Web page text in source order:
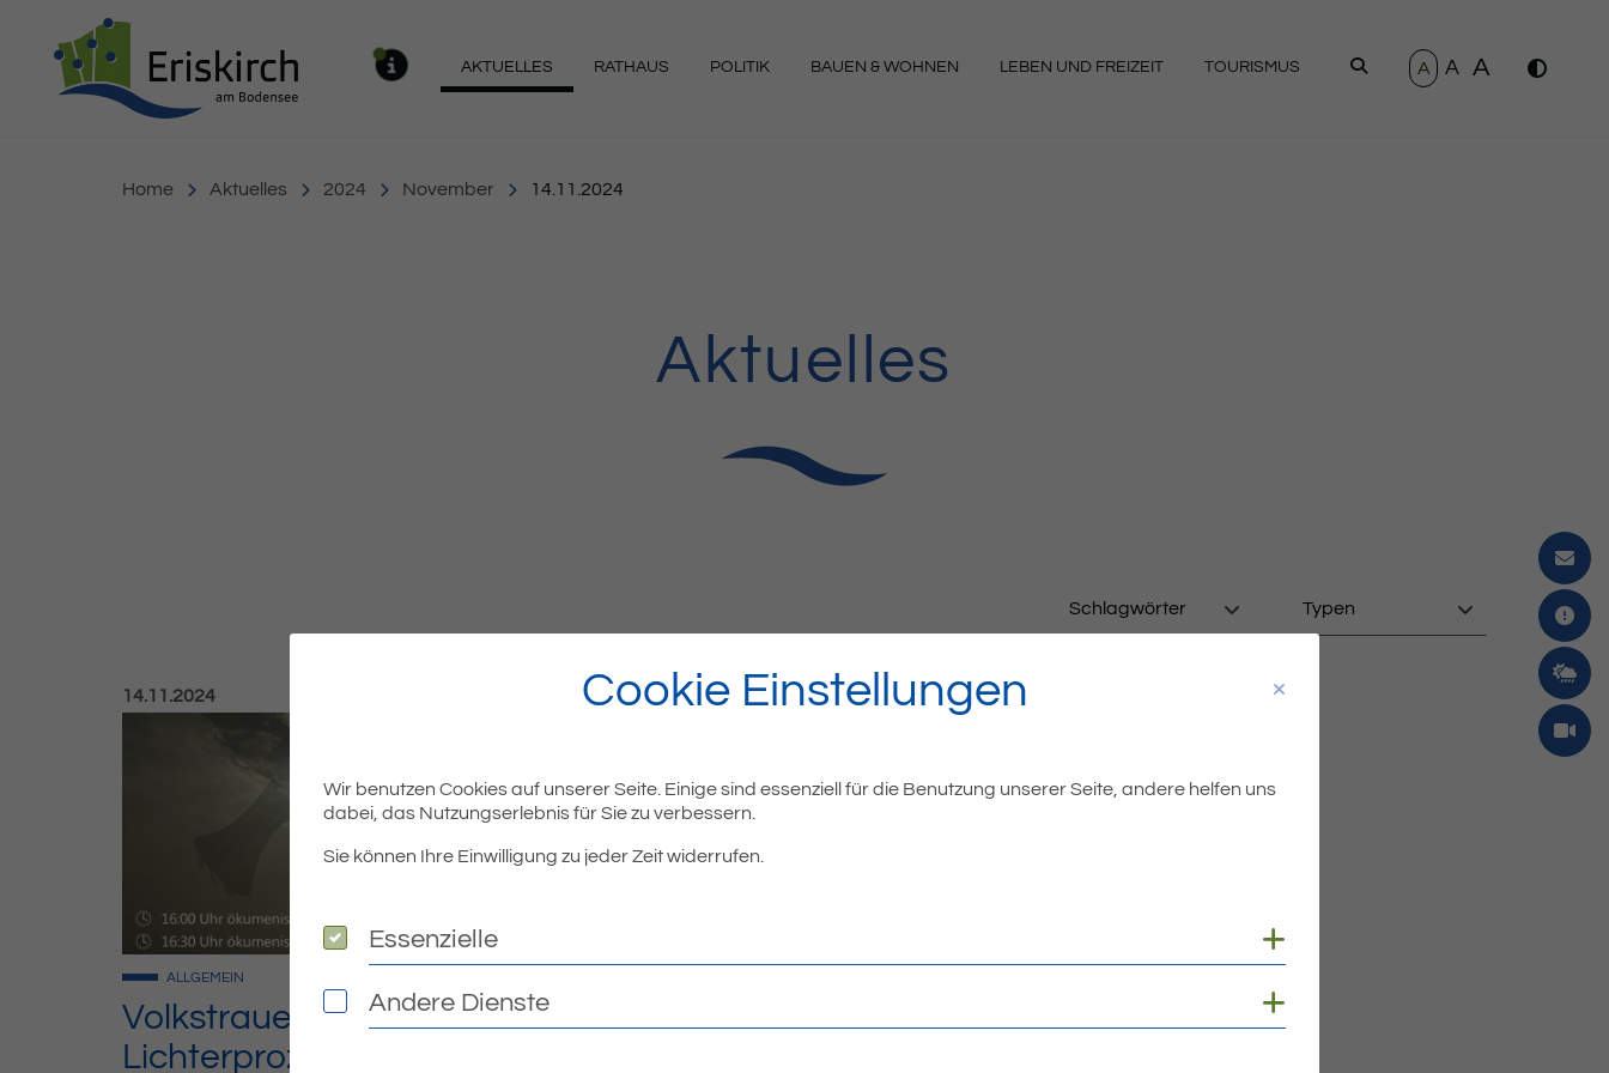
AKTUELLES RATHAUS POLITIK BAUEN & WOHNEN LEBEN UND FREIZEIT TOURISMUS SUCHEN
A A A
Home Aktuelles 2024 November 14.11.2024
Aktuelles
Schlagwörter Typen
Veröffentlicht am:
14.11.2024
Volkstrauertag:
Lichterprozession für den
ALLGEMEIN
Cookie Einstellungen
Wir benutzen Cookies auf unserer Seite. Einige sind essenziell für die Benutzung unserer Seite, andere helfen uns
dabei, das Nutzungserlebnis für Sie zu verbessern.
Sie können Ihre Einwilligung zu jeder Zeit widerrufen.
Essenzielle
Essenzielle
Andere Dienste
Andere Dienste